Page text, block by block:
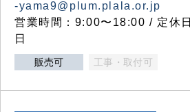
-yama9@plum.plala.or.jp
営業時間：9:00〜18:00 / 定休
日
販売可 工事・取付可